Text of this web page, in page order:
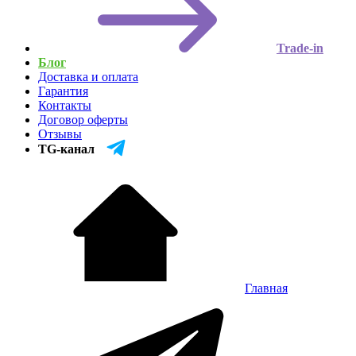
Trade-in
Блог
Доставка и оплата
Гарантия
Контакты
Договор оферты
Отзывы
TG-канал
Главная